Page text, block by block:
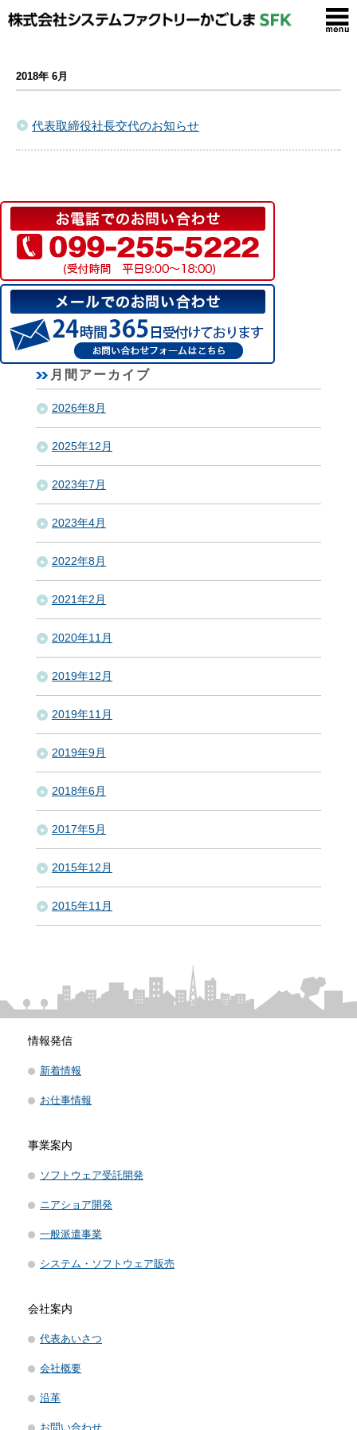
2018年 6月
代表取締役社長交代のお知らせ
月間アーカイブ
2026年8月
2025年12月
2023年7月
2023年4月
2022年8月
2021年2月
2020年11月
2019年12月
2019年11月
2019年9月
2018年6月
2017年5月
2015年12月
2015年11月
情報発信
新着情報
お仕事情報
事業案内
ソフトウェア受託開発
ニアショア開発
一般派遣事業
システム・ソフトウェア販売
会社案内
代表あいさつ
会社概要
沿革
お問い合わせ